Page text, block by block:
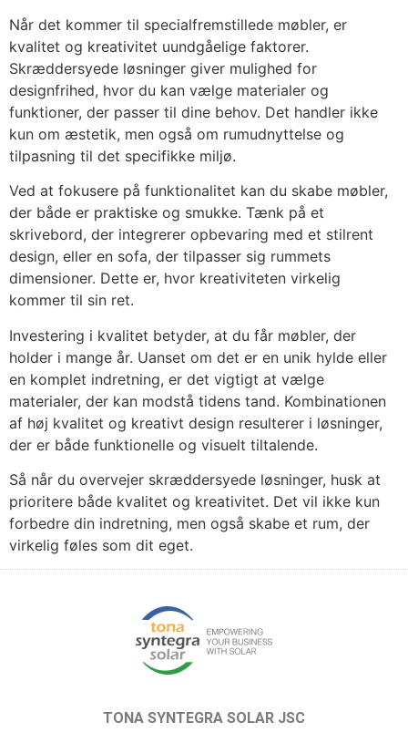
Når det kommer til specialfremstillede møbler, er
kvalitet og kreativitet uundgåelige faktorer.
Skræddersyede løsninger giver mulighed for
designfrihed, hvor du kan vælge materialer og
funktioner, der passer til dine behov. Det handler ikke
kun om æstetik, men også om rumudnyttelse og
tilpasning til det specifikke miljø.
Ved at fokusere på funktionalitet kan du skabe møbler,
der både er praktiske og smukke. Tænk på et
skrivebord, der integrerer opbevaring med et stilrent
design, eller en sofa, der tilpasser sig rummets
dimensioner. Dette er, hvor kreativiteten virkelig
kommer til sin ret.
Investering i kvalitet betyder, at du får møbler, der
holder i mange år. Uanset om det er en unik hylde eller
en komplet indretning, er det vigtigt at vælge
materialer, der kan modstå tidens tand. Kombinationen
af høj kvalitet og kreativt design resulterer i løsninger,
der er både funktionelle og visuelt tiltalende.
Så når du overvejer skræddersyede løsninger, husk at
prioritere både kvalitet og kreativitet. Det vil ikke kun
forbedre din indretning, men også skabe et rum, der
virkelig føles som dit eget.
TONA SYNTEGRA SOLAR JSC